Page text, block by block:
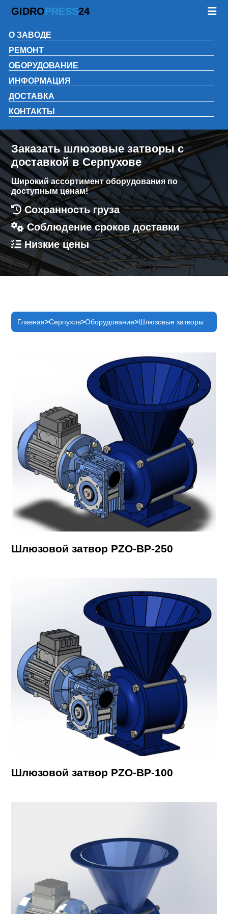
GIDROPRESS24
О ЗАВОДЕ
РЕМОНТ
ОБОРУДОВАНИЕ
ИНФОРМАЦИЯ
ДОСТАВКА
КОНТАКТЫ
Заказать шлюзовые затворы с
доставкой в Серпухове
Широкий ассортимент оборудования по
доступным ценам!
Сохранность груза
Соблюдение сроков доставки
Низкие цены
Главная Серпухов Оборудование Шлюзовые затворы
Шлюзовой затвор PZO-BP-250
Шлюзовой затвор PZO-BP-100